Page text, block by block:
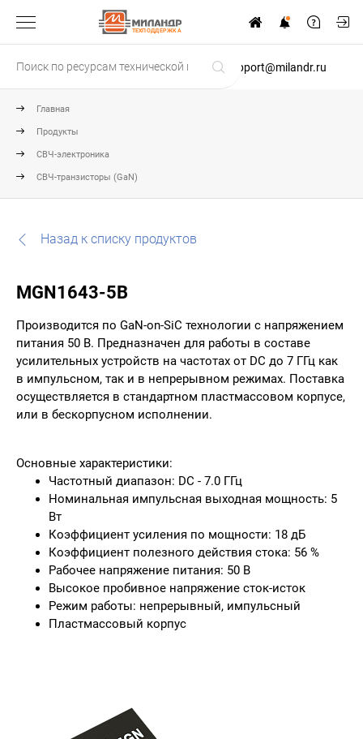
ТЕХПОДДЕРЖКА
support@milandr.ru
Главная
Продукты
СВЧ-электроника
СВЧ-транзисторы (GaN)
Назад к списку продуктов
MGN1643-5B
Производится по GaN-on-SiC технологии с напряжением
питания 50 В. Предназначен для работы в составе
усилительных устройств на частотах от DC до 7 ГГц как
в импульсном, так и в непрерывном режимах. Поставка
осуществляется в стандартном пластмассовом корпусе,
или в бескорпусном исполнении.
Основные характеристики:
Частотный диапазон: DC - 7.0 ГГц
Номинальная импульсная выходная мощность: 5
Вт
Коэффициент усиления по мощности: 18 дБ
Коэффициент полезного действия стока: 56 %
Рабочее напряжение питания: 50 В
Высокое пробивное напряжение сток-исток
Режим работы: непрерывный, импульсный
Пластмассовый корпус